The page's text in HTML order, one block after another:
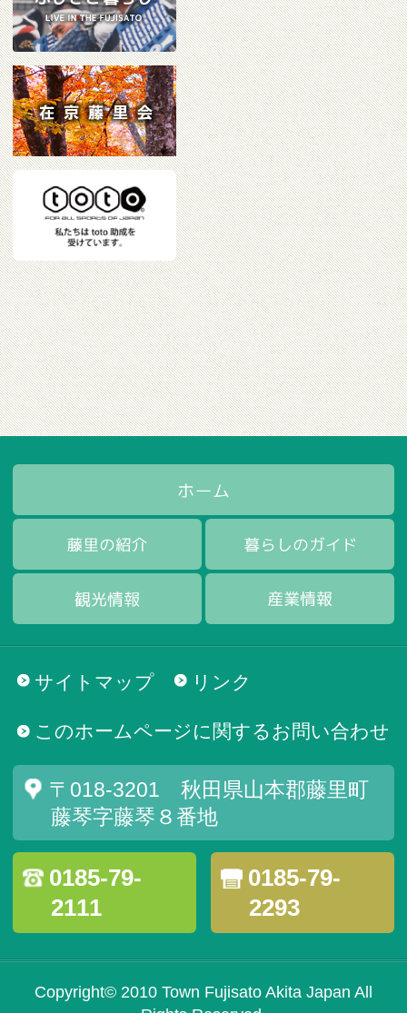
サイトマップ リンク
このホームページに関するお問い合わせ
〒018-3201 秋田県山本郡藤里町
藤琴字藤琴８番地
0185-79-
2111
0185-79-
2293
Copyright© 2010 Town Fujisato Akita Japan All